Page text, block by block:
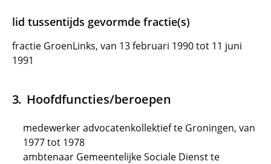
lid tussentijds gevormde fractie(s)
fractie GroenLinks, van 13 februari 1990 tot 11 juni
1991
Hoofdfuncties/beroepen
medewerker advocatenkollektief te Groningen, van
1977 tot 1978
ambtenaar Gemeentelijke Sociale Dienst te